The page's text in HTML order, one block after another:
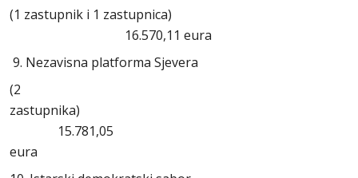
(1 zastupnik i 1 zastupnica)
16.570,11 eura
9. Nezavisna platforma Sjevera
(2
15.781,05
eura